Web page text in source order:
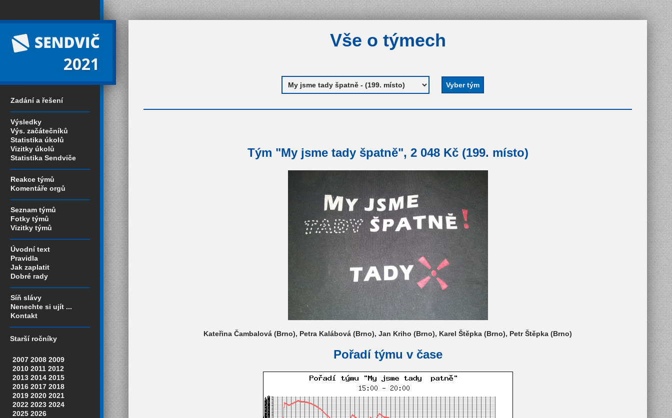
2021
Zadání a řešení
Výsledky
Výs. začátečníků
Statistika úkolů
Vizitky úkolů
Statistika Sendviče
Reakce týmů
Komentáře orgů
Seznam týmů
Fotky týmů
Vizitky týmů
Úvodní text
Pravidla
Jak zaplatit
Dobré rady
Síň slávy
Nenechte si ujít ...
Kontakt
Starší ročníky
2007 2008 2009
2010 2011 2012
2013 2014 2015
2016 2017 2018
2019 2020 2021
2022 2023 2024
2025 2026
Vše o týmech
Tým "My jsme tady špatně", 2 048 Kč (199. místo)
Kateřina Čambalová (Brno), Petra Kalábová (Brno), Jan Kriho (Brno), Karel Štěpka (Brno), Petr Štěpka (Brno)
Pořadí týmu v čase